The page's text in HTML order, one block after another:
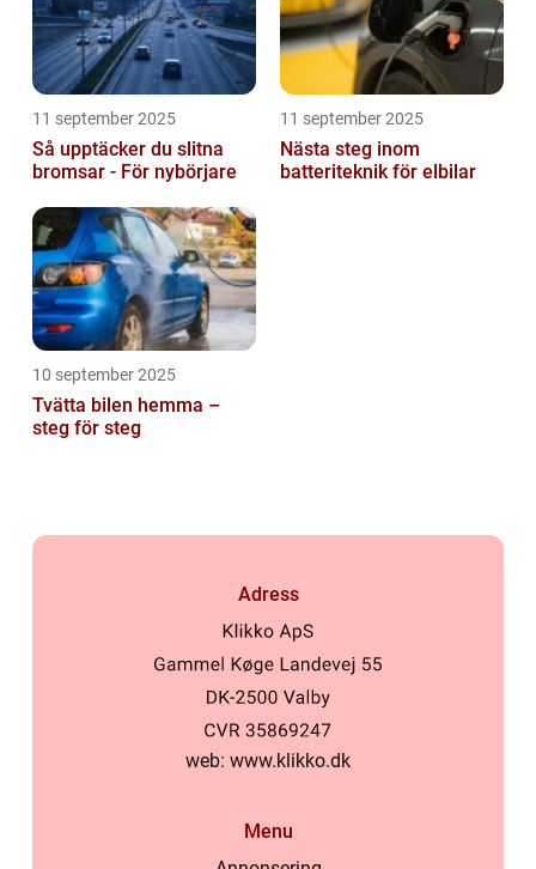
11 september 2025
Så upptäcker du slitna
bromsar - För nybörjare
11 september 2025
Nästa steg inom
batteriteknik för elbilar
10 september 2025
Tvätta bilen hemma –
steg för steg
Adress
web: www.klikko.dk
Menu